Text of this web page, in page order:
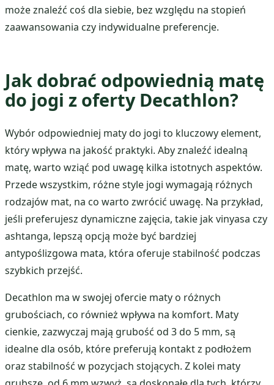
może znaleźć coś dla siebie, bez względu na stopień
zaawansowania czy indywidualne preferencje.
Jak dobrać odpowiednią matę
do jogi z oferty Decathlon?
Wybór odpowiedniej maty do jogi to kluczowy element,
który wpływa na jakość praktyki. Aby znaleźć idealną
matę, warto wziąć pod uwagę kilka istotnych aspektów.
Przede wszystkim, różne style jogi wymagają różnych
rodzajów mat, na co warto zwrócić uwagę. Na przykład,
jeśli preferujesz dynamiczne zajęcia, takie jak vinyasa czy
ashtanga, lepszą opcją może być bardziej
antypoślizgowa mata, która oferuje stabilność podczas
szybkich przejść.
Decathlon ma w swojej ofercie maty o różnych
grubościach, co również wpływa na komfort. Maty
cienkie, zazwyczaj mają grubość od 3 do 5 mm, są
idealne dla osób, które preferują kontakt z podłożem
oraz stabilność w pozycjach stojących. Z kolei maty